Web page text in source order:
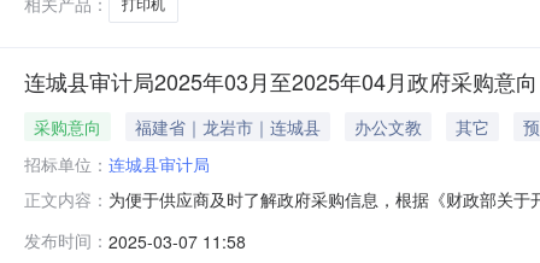
打印机
连城县审计局2025年03月至2025年04月政府采购意向
采购意向 福建省｜龙岩市｜连城县 办公文教 其它
招标单位： 连城县审计局
正文内容： 为便于供应商及时了解政府采购信息，根据《财政部关
图/PANTUMP3365DN激光/A4黑白打印机需满足的要求
发布时间： 2025-03-07 11:58